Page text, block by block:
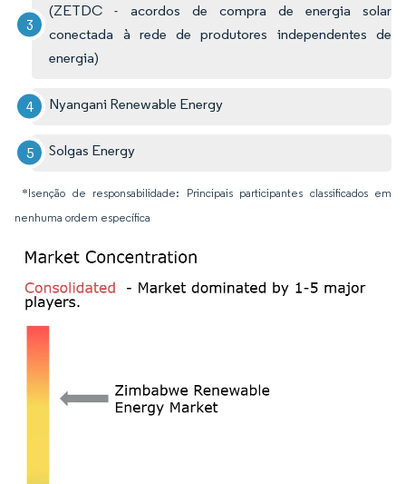
(ZETDC - acordos de compra de energia solar
conectada à rede de produtores independentes de
energia)
Nyangani Renewable Energy
Solgas Energy
*Isenção de responsabilidade: Principais participantes classificados em
nenhuma ordem específica